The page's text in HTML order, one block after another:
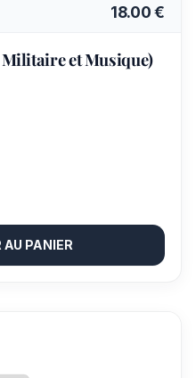
18.00 €
et Musique)
PANIER